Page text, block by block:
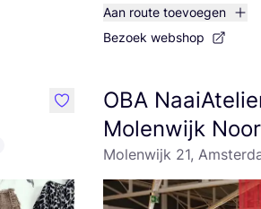
Aan route toevoegen
Bezoek webshop
like
OBA
Molenwijk
Molenwijk 21,